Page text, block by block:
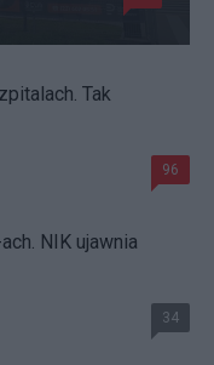
Tak
96
NIK ujawnia
34